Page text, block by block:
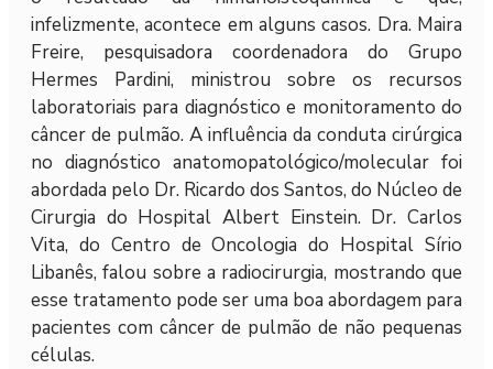
infelizmente, acontece em alguns casos. Dra. Maira
Freire, pesquisadora coordenadora do Grupo
Hermes Pardini, ministrou sobre os recursos
laboratoriais para diagnóstico e monitoramento do
câncer de pulmão. A influência da conduta cirúrgica
no diagnóstico anatomopatológico/molecular foi
abordada pelo Dr. Ricardo dos Santos, do Núcleo de
Cirurgia do Hospital Albert Einstein. Dr. Carlos
Vita, do Centro de Oncologia do Hospital Sírio
Libanês, falou sobre a radiocirurgia, mostrando que
esse tratamento pode ser uma boa abordagem para
pacientes com câncer de pulmão de não pequenas
células.